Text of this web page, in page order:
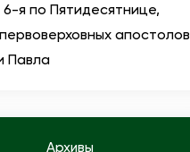
я по Пятидесятнице,
апостолов
Павла
Архивы